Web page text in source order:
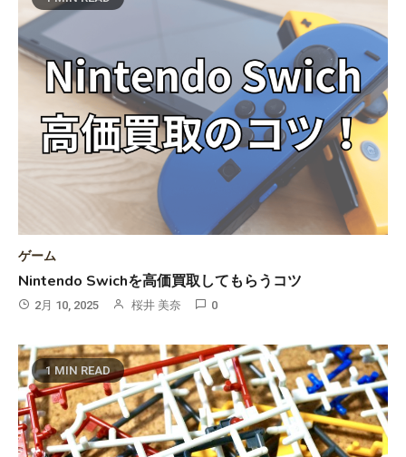
ゲーム
Nintendo Swichを高価買取してもらうコツ
2月 10, 2025 桜井 美奈 0
1 MIN READ